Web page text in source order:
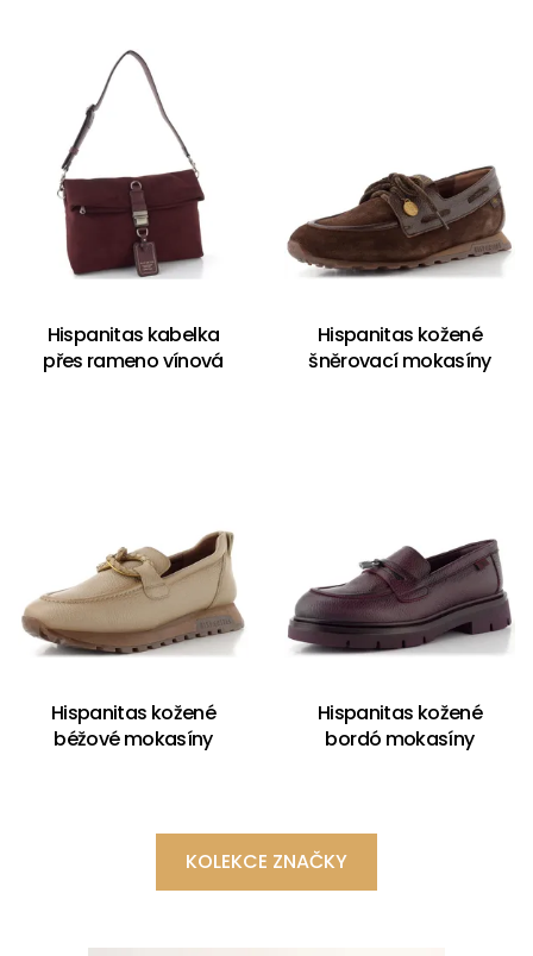
Hispanitas kabelka
přes rameno vínová
Hispanitas kožené
šněrovací mokasíny
Hispanitas kožené
béžové mokasíny
Hispanitas kožené
bordó mokasíny
KOLEKCE ZNAČKY